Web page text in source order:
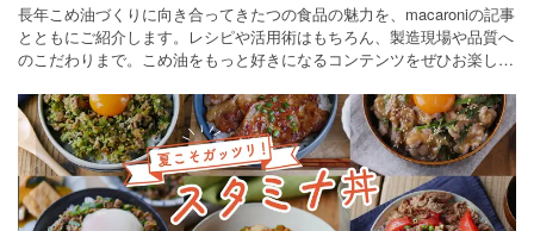
長年こめ油づくりに向き合ってきたつの食品の魅力を、macaroniの記事
とともにご紹介します。レシピや活用術はもちろん、製造現場や品質へ
のこだわりまで。こめ油をもっと好きになるコンテンツをぜひお楽しみ